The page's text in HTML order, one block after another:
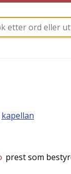
kapellan
prest som